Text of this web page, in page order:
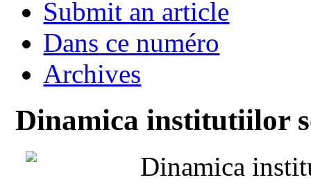
Submit an article
Dans ce numéro
Archives
Dinamica institutiilor
Dinamica